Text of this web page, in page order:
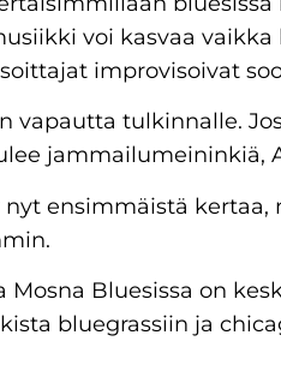
voi kasvaa
improvisoivat
vapautta tulkinnalle.
jammailumeininkiä,
nyt ensimmäistä
Mosna Bluesissa on
bluegrassiin ja